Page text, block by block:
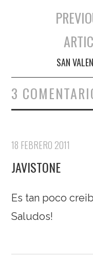
Navegación de
SAN
3
18 FEBRERO 2011
JAVISTONE
Es tan poco
Saludos!